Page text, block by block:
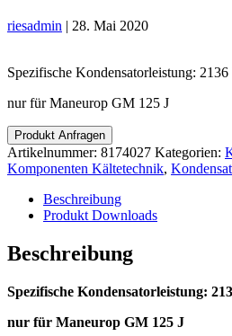
riesadmin | 28. Mai 2020
Spezifische Kondensatorleistung:
nur für Maneurop GM 125 J
Produkt Anfragen
Artikelnummer: 8174027 Kategorien:
Komponenten Kältetechnik,
Beschreibung
Produkt Downloads
Beschreibung
Spezifische Kondensatorleistung:
nur für Maneurop GM 125 J